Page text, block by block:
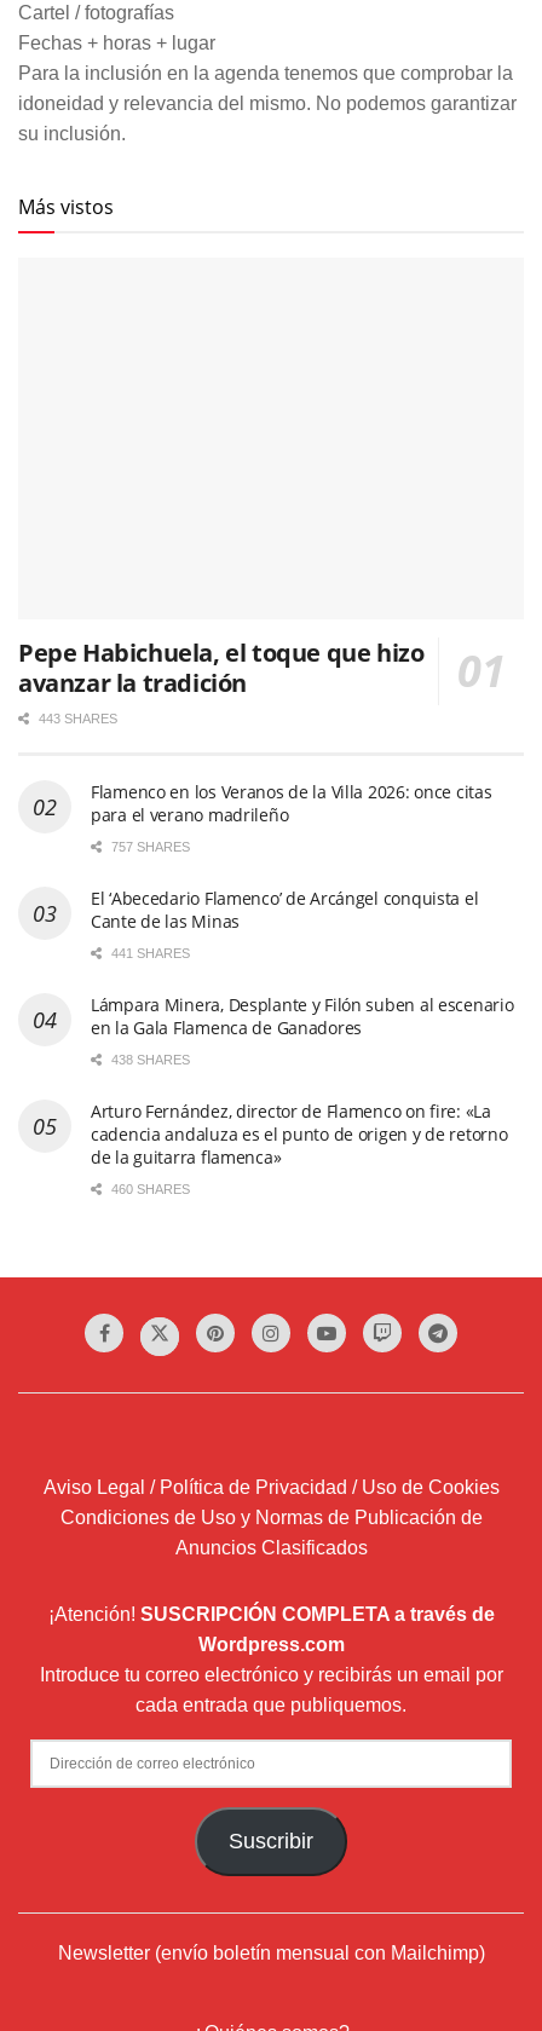
Cartel / fotografías
Fechas + horas + lugar
Para la inclusión en la agenda tenemos que comprobar la
idoneidad y relevancia del mismo. No podemos garantizar
su inclusión.
Más vistos
Pepe Habichuela, el toque que hizo
avanzar la tradición
443 SHARES
Flamenco en los Veranos de la Villa 2026: once citas
para el verano madrileño
757 SHARES
El ‘Abecedario Flamenco’ de Arcángel conquista el
Cante de las Minas
441 SHARES
Lámpara Minera, Desplante y Filón suben al escenario
en la Gala Flamenca de Ganadores
438 SHARES
Arturo Fernández, director de Flamenco on fire: «La
cadencia andaluza es el punto de origen y de retorno
de la guitarra flamenca»
460 SHARES
Aviso Legal / Política de Privacidad / Uso de Cookies
Condiciones de Uso y Normas de Publicación de
Anuncios Clasificados
¡Atención! SUSCRIPCIÓN COMPLETA a través de
Wordpress.com
Introduce tu correo electrónico y recibirás un email por
cada entrada que publiquemos.
Dirección
de
Suscribir
Newsletter (envío boletín mensual con Mailchimp)